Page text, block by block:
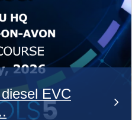
EVC